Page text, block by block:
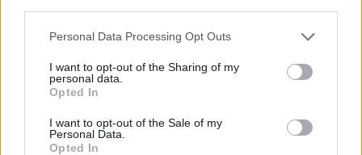
Please note that this website/app uses one or more Google
not limited to your visit or usage behaviour. You may click to
grant or deny consent to Google and its third-party tags to
use your data for below specified purposes in below Google
consent section.
Personal Data Processing Opt Outs
I want to opt-out of the Sharing of my
personal data.
Opted In
I want to opt-out of the Sale of my
Personal Data.
Opted In
Σχόλια
Σχολίασε εδώ